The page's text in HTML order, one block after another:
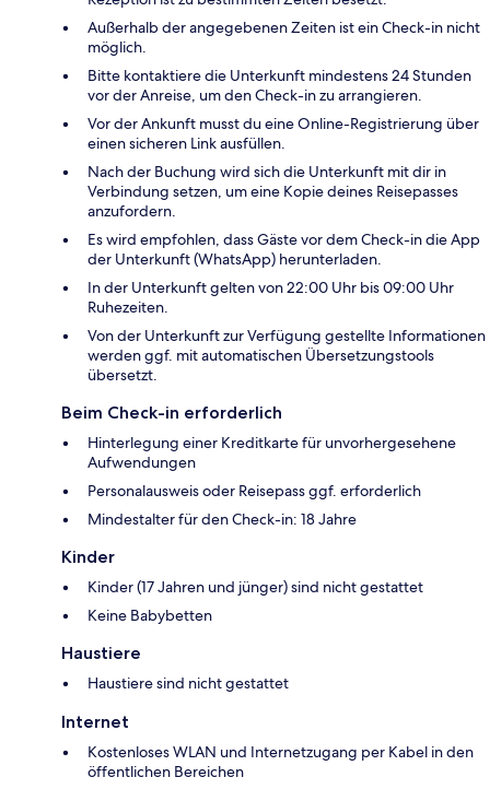
Außerhalb der angegebenen Zeiten ist ein Check-in nicht
möglich.
Bitte kontaktiere die Unterkunft mindestens 24 Stunden
vor der Anreise, um den Check-in zu arrangieren.
Vor der Ankunft musst du eine Online-Registrierung über
einen sicheren Link ausfüllen.
Nach der Buchung wird sich die Unterkunft mit dir in
Verbindung setzen, um eine Kopie deines Reisepasses
anzufordern.
Es wird empfohlen, dass Gäste vor dem Check-in die App
der Unterkunft (WhatsApp) herunterladen.
In der Unterkunft gelten von 22:00 Uhr bis 09:00 Uhr
Ruhezeiten.
Von der Unterkunft zur Verfügung gestellte Informationen
werden ggf. mit automatischen Übersetzungstools
übersetzt.
Beim Check-in erforderlich
Hinterlegung einer Kreditkarte für unvorhergesehene
Aufwendungen
Personalausweis oder Reisepass ggf. erforderlich
Mindestalter für den Check-in: 18 Jahre
Kinder
Kinder (17 Jahren und jünger) sind nicht gestattet
Keine Babybetten
Haustiere
Haustiere sind nicht gestattet
Internet
Kostenloses WLAN und Internetzugang per Kabel in den
öffentlichen Bereichen